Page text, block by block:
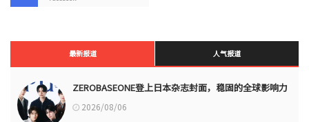
最新报道 人气报道
ZEROBASEONE登上日本杂志封面，稳固的全球影响力
2026/08/06